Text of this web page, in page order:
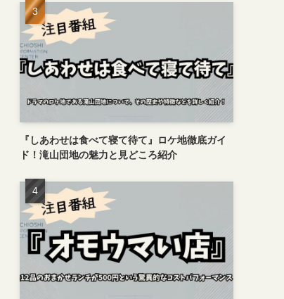
『しあわせは食べて寝て待て』ロケ地徹底ガイ
ド！滝山団地の魅力と見どころ紹介